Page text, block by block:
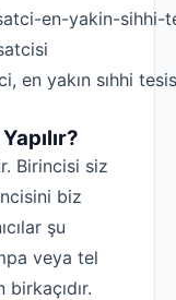
en yakın sıhhi
Birincisi siz
biz
şu
veya tel
birkaçıdır.